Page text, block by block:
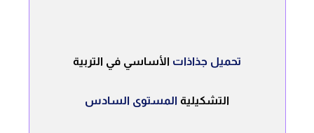
تحميل جذاذات الأساسي في التربية
التشكيلية المستوى السادس